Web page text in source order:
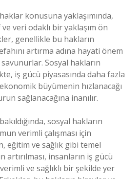
konusuna yaklaşımında,
veri odaklı bir yaklaşım ön
genellikle bu hakların
artırma adına hayati önem
savunurlar. Sosyal hakların
iş gücü piyasasında daha fazla
büyümenin hızlanacağı
sağlanacağına inanılır.
sosyal hakların
verimli çalışması için
eğitim ve sağlık gibi temel
insanların iş gücü
ve sağlıklı bir şekilde yer